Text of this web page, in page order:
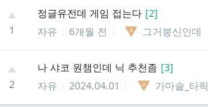
1
정글유전데 게임 접는다 [2]
자유
6개월 전 그거붕신인데
2
나 샤코 원챔인데 닉 추천좀 [3]
자유
2024.04.01 가마솥_타릭